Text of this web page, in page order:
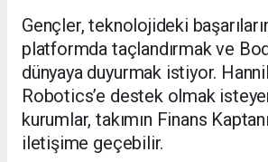
Gençler, teknolojideki
platformda taçlandırmak ve
dünyaya duyurmak istiyor.
Robotics’e destek olmak
kurumlar, takımın Finans
iletişime geçebilir.